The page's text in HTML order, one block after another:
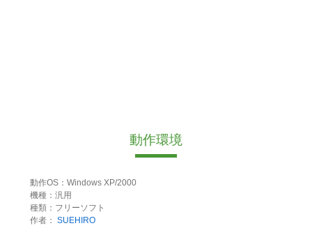
動作環境
動作OS：Windows XP/2000
機種：汎用
種類：フリーソフト
作者： SUEHIRO